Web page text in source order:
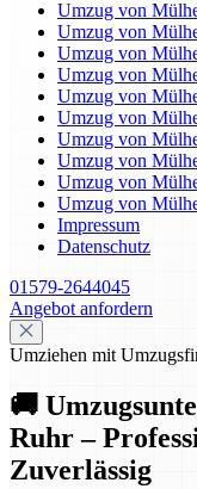
Umzug von
Umzug von
Umzug von
Umzug von
Umzug von
Umzug von
Umzug von
Umzug von
Umzug von
Umzug von
Impressum
Datenschutz
01579-2644045
Angebot anfordern
Umziehen mit
🚚
Ruhr –
Zuverlässig